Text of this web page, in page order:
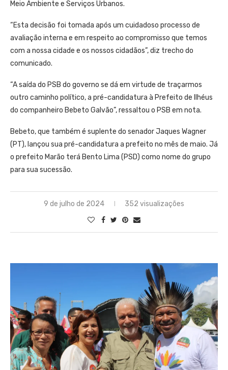
Meio Ambiente e Serviços Urbanos.
“Esta decisão foi tomada após um cuidadoso processo de
avaliação interna e em respeito ao compromisso que temos
com a nossa cidade e os nossos cidadãos”, diz trecho do
comunicado.
“A saída do PSB do governo se dá em virtude de traçarmos
outro caminho político, a pré-candidatura à Prefeito de Ilhéus
do companheiro Bebeto Galvão”, ressaltou o PSB em nota.
Bebeto, que também é suplente do senador Jaques Wagner
(PT), lançou sua pré-candidatura a prefeito no mês de maio. Já
o prefeito Marão terá Bento Lima (PSD) como nome do grupo
para sua sucessão.
9 de julho de 2024 352 visualizações